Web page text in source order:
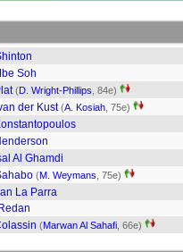
Soh
(D. Wright-Phillips , 84e)
der Kust (A. Kosiah , 75e)
Al Ghamdi
(M. Weymans , 75e)
La Parra
(Marwan Al Sahafi , 66e)